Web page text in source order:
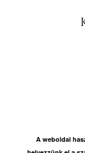
A weboldal